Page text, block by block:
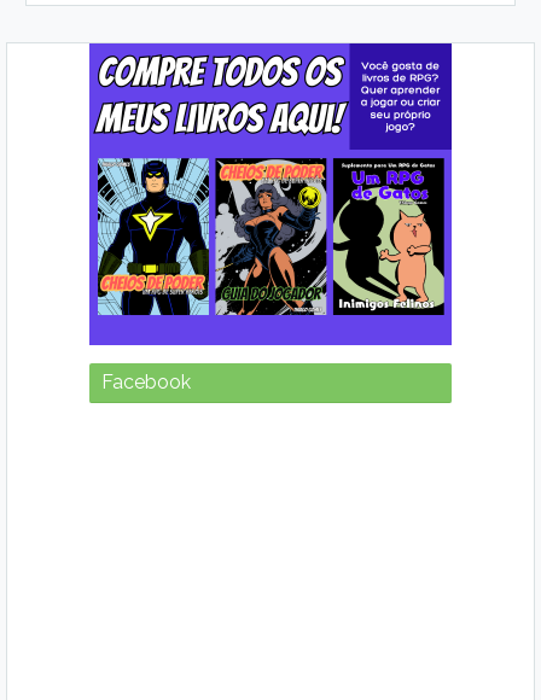
Facebook